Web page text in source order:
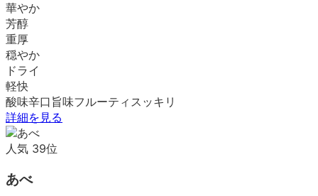
華やか
芳醇
重厚
穏やか
ドライ
軽快
酸味辛口 旨味フルーティ スッキリ
詳細を見る
人気 39位
あべ